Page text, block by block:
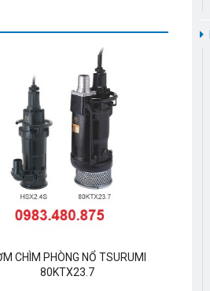
việc khắc nghiệt
bên trong với mặt cacbua
cả trong môi trường hoạt
từ 380 V đến 1000 V. Ngoài
thọ cho máy bơm. (Sáng
CHÌM PHÒNG NỔ TSURUMI
80KTX23.7